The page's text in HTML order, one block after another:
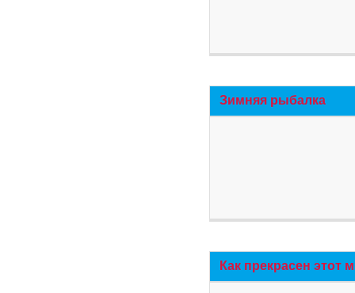
Зимняя рыбалка
Как прекрасен этот